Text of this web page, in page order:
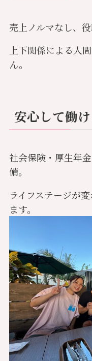
売上ノルマなし、
上下関係による人
ん。
安心して働
社会保険・厚生年
備。
ライフステージが
ます。